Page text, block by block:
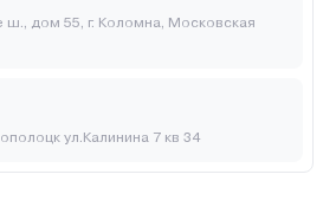
ш., дом 55, г. Коломна, Московская
ул.Калинина 7 кв 34